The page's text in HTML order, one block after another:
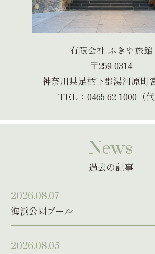
有限会社 ふきや旅館
〒259-0314
神奈川県足柄下郡湯河原町
TEL：0465-62-1000（代
News
過去の記事
2026.08.07
海浜公園プール
2026.08.05